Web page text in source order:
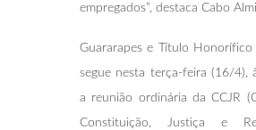
empregados”, destaca Cabo
Guararapes e Título Honorífico
segue nesta terça-feira (16/4),
a reunião ordinária da CCJR
Constituição, Justiça e